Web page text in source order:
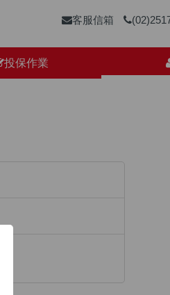
客服信箱
投保作業